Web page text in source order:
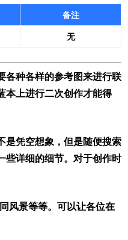
备注
无
各种各样的参考图来进行联
本上进行二次创作才能得
是凭空想象，但是随便搜索
些详细的细节。对于创作时
风景等等。可以让各位在